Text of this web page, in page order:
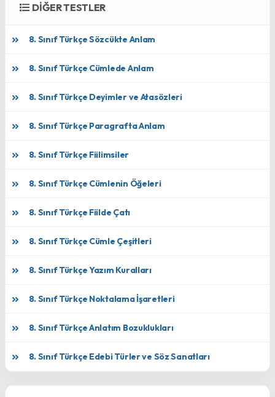
DİĞER TESTLER
8. Sınıf Türkçe Sözcükte Anlam
8. Sınıf Türkçe Cümlede Anlam
8. Sınıf Türkçe Deyimler ve Atasözleri
8. Sınıf Türkçe Paragrafta Anlam
8. Sınıf Türkçe Fiilimsiler
8. Sınıf Türkçe Cümlenin Öğeleri
8. Sınıf Türkçe Fiilde Çatı
8. Sınıf Türkçe Cümle Çeşitleri
8. Sınıf Türkçe Yazım Kuralları
8. Sınıf Türkçe Noktalama İşaretleri
8. Sınıf Türkçe Anlatım Bozuklukları
8. Sınıf Türkçe Edebi Türler ve Söz Sanatları